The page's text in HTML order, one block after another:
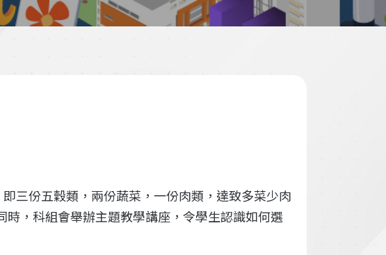
三份五穀類，兩份蔬菜，一份肉類，達致多菜少肉
，科組會舉辦主題教學講座，令學生認識如何選